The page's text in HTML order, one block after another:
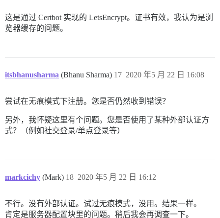
这是通过 Certbot 实现的 LetsEncrypt。证书有效，我认为是浏
览器缓存的问题。
itsbhanusharma (Bhanu Sharma) 2020 年5 月 22 日 16:08
17
尝试在无痕模式下注册。您是否仍然收到错误？
另外，我怀疑这里有个问题。您是否使用了某种外部认证方
式？（例如社交登录/单点登录等）
markcichy (Mark) 2020 年5 月 22 日 16:12
18
不行。没有外部认证。试过无痕模式，没用。结果一样。
肯定是服务器配置块里的问题。稍后我会再调查一下。